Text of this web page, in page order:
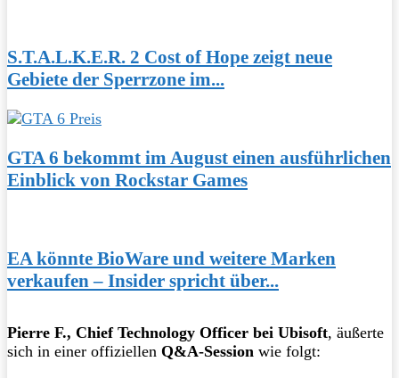
S.T.A.L.K.E.R. 2 Cost of Hope zeigt neue
Gebiete der Sperrzone im...
GTA 6 bekommt im August einen ausführlichen
Einblick von Rockstar Games
EA könnte BioWare und weitere Marken
verkaufen – Insider spricht über...
Pierre F., Chief Technology Officer bei Ubisoft, äußerte
sich in einer offiziellen Q&A-Session wie folgt: